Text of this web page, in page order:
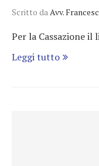
Scritto da Avv.
Per la Cassazione
Leggi tutto